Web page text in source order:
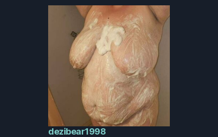
dezibear1998